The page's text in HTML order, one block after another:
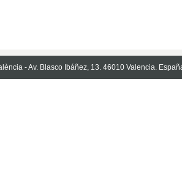
- Av. Blasco Ibáñez, 13. 46010 Valencia.